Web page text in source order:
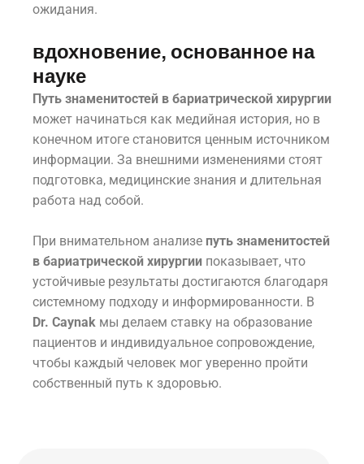
ожидания.
вдохновение, основанное на
науке
Путь знаменитостей в бариатрической хирургии
может начинаться как медийная история, но в
конечном итоге становится ценным источником
информации. За внешними изменениями стоят
подготовка, медицинские знания и длительная
работа над собой.
При внимательном анализе путь знаменитостей
в бариатрической хирургии показывает, что
устойчивые результаты достигаются благодаря
системному подходу и информированности. В
Dr. Caynak мы делаем ставку на образование
пациентов и индивидуальное сопровождение,
чтобы каждый человек мог уверенно пройти
собственный путь к здоровью.